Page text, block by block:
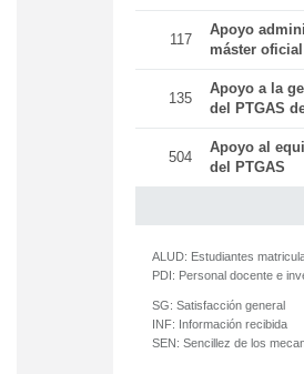
117
Apoyo
máster oficial
135
Apoyo a la
del PTGAS
504
Apoyo al
del PTGAS
ALUD: Estudiantes
PDI: Personal docente e
SG: Satisfacción general
INF: Información recibida
SEN: Sencillez de los